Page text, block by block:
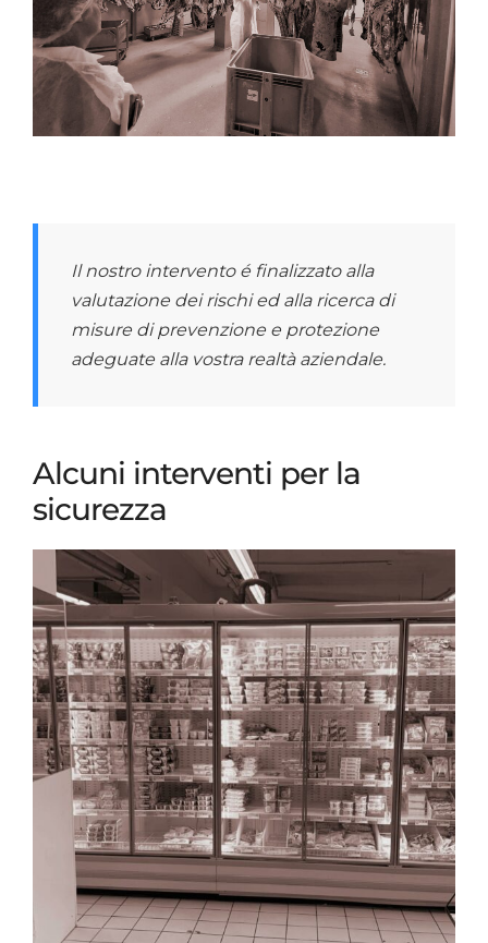
Il nostro intervento é finalizzato alla
valutazione dei rischi ed alla ricerca di
misure di prevenzione e protezione
adeguate alla vostra realtà aziendale.
Alcuni interventi per la
sicurezza